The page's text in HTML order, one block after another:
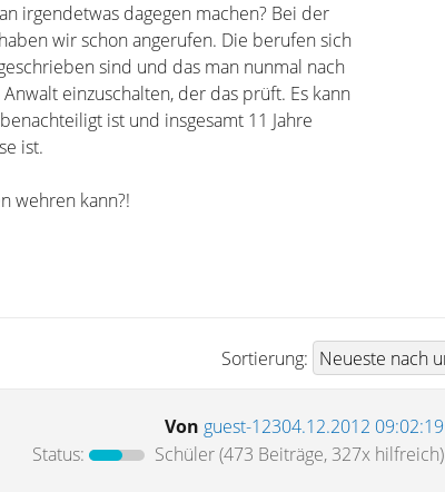
irgendetwas dagegen machen? Bei der
wir schon angerufen. Die berufen sich
sind und das man nunmal nach
einzuschalten, der das prüft. Es kann
ist und insgesamt 11 Jahre
ist.
wehren kann?!
Sortierung:
Von guest-12304.12.2012 09:02:19
Status:
Schüler(473 Beiträge, 327x hilfreich)